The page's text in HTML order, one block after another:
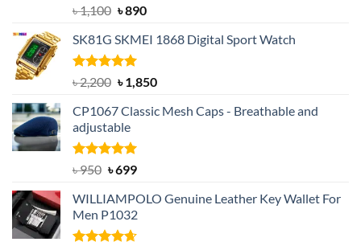
Rated5.00
out of 5
৳1,100 Original
was:
৳ 1,100.
৳890Current
is:
SK81G SKMEI 1868 Digital Sport Watch
Rated5.00
out of 5
৳2,200 Original
was:
৳ 2,200.
৳1,850Current
is:
CP1067 Classic Mesh Caps - Breathable and
adjustable
Rated5.00
৳950 Original
was:
৳ 950.
৳699Current
is:
৳ 699.
WILLIAMPOLO Genuine Leather Key Wallet For
Men P1032